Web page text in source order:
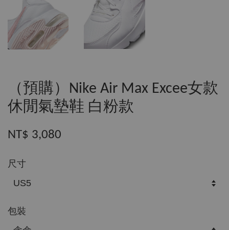
（預購）Nike Air Max Excee女款
休閒氣墊鞋 白粉款
NT$ 3,080
尺寸
包裝